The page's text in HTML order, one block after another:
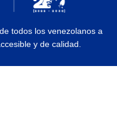
todos los venezolanos a
y de calidad.